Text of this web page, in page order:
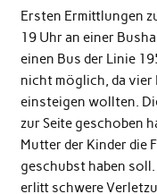
Ersten Ermittlungen
19 Uhr an einer
einen Bus der Linie
nicht möglich, da vier
einsteigen wollten.
zur Seite geschoben
Mutter der Kinder die
geschubst haben
erlitt schwere